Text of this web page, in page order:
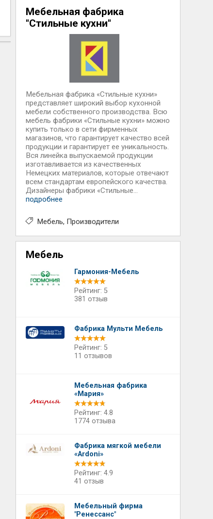
Мебельная фабрика
"Стильные кухни"
Мебельная фабрика «Стильные кухни»
представляет широкий выбор кухонной
мебели собственного производства. Всю
мебель фабрики «Стильные кухни» можно
купить только в сети фирменных
магазинов, что гарантирует качество всей
продукции и гарантирует ее уникальность.
Вся линейка выпускаемой продукции
изготавливается из качественных
Немецких материалов, которые отвечают
всем стандартам европейского качества.
Дизайнеры фабрики «Стильные...
подробнее
Мебель Производители
Мебель
Гармония-Мебель
Рейтинг: 5
381 отзыв
Фабрика Мульти Мебель
Рейтинг: 5
11 отзывов
Мебельная фабрика
«Мария»
Рейтинг: 4.8
1774 отзыва
Фабрика мягкой мебели
«Ardoni»
Рейтинг: 4.9
41 отзыв
Мебельный фирма
"Ренессанс"